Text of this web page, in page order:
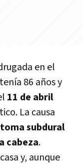
en el
86 años y
11 de abril
La causa
subdural
cabeza.
y, aunque